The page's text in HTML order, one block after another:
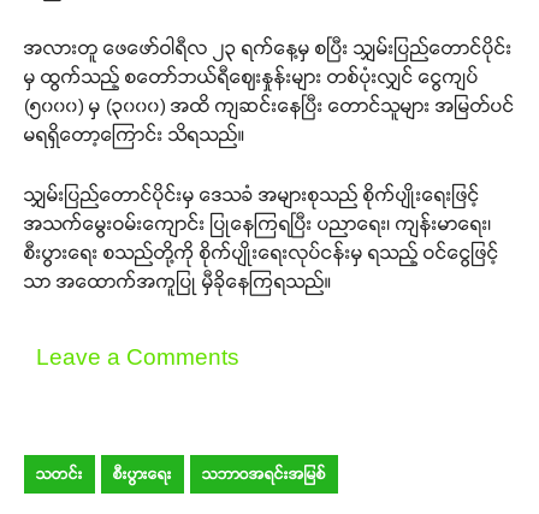
အလားတူ ဖေဖော်ဝါရီလ ၂၃ ရက်နေ့မှ စပြီး သျှမ်းပြည်တောင်ပိုင်း
မှ ထွက်သည့် စတော်ဘယ်ရီဈေးနှုန်းများ တစ်ပုံးလျှင် ငွေကျပ်
(၅၀၀၀) မှ (၃၀၀၀) အထိ ကျဆင်းနေပြီး တောင်သူများ အမြတ်ပင်
မရရှိတော့ကြောင်း သိရသည်။
သျှမ်းပြည်တောင်ပိုင်းမှ ဒေသခံ အများစုသည် စိုက်ပျိုးရေးဖြင့်
အသက်မွေးဝမ်းကျောင်း ပြုနေကြရပြီး ပညာရေး၊ ကျန်းမာရေး၊
စီးပွားရေး စသည်တို့ကို စိုက်ပျိုးရေးလုပ်ငန်းမှ ရသည့် ဝင်ငွေဖြင့်
သာ အထောက်အကူပြု မှီခိုနေကြရသည်။
Leave a Comments
သတင်း စီးပွားရေး သဘာဝအရင်းအမြစ်